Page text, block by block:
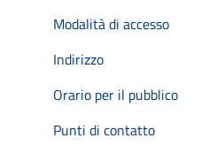
Modalità di accesso
Indirizzo
Orario per il pubblico
Punti di contatto